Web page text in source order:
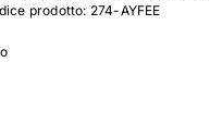
prodotto: 274-AYFEE